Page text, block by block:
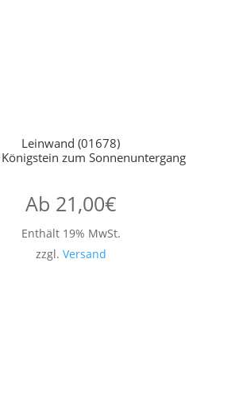
Leinwand (01678)
zum Sonnenuntergang
Ab 21,00€
Enthält 19% MwSt.
zzgl. Versand